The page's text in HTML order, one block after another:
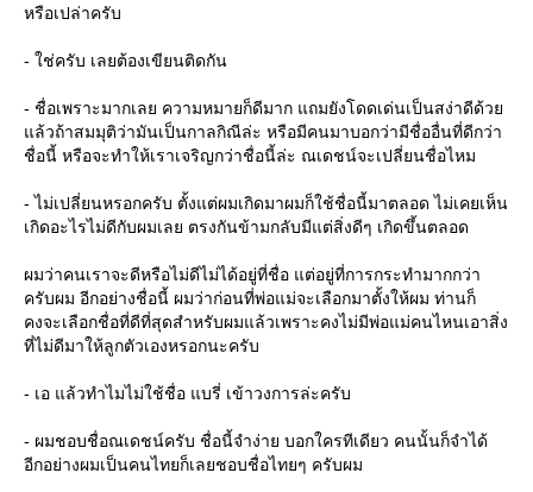
หรือเปล่าครับ
- ใช่ครับ เลยต้องเขียนติดกัน
- ชื่อเพราะมากเลย ความหมายก็ดีมาก แถมยังโดดเด่นเป็นสง่าดีด้ว
ล้วถ้าสมมุติว่ามันเป็นกาลกิณีล่ะ หรือมีคนมาบอกว่ามีชื่ออื่นที่ดีกว่า
ชื่อนี้ หรือจะทำให้เราเจริญกว่าชื่อนี้ล่ะ ณเดชน์จะเปลี่ยนชื่อไหม
- ไม่เปลี่ยนหรอกครับ ตั้งแต่ผมเกิดมาผมก็ใช้ชื่อนี้มาตลอด ไม่เคยเห็น
เกิดอะไรไม่ดีกับผมเลย ตรงกันข้ามกลับมีแต่สิ่งดีๆ เกิดขึ้นตลอด
ผมว่าคนเราจะดีหรือไม่ดีไม่ได้อยู่ที่ชื่อ แต่อยู่ที่การกระทำมากกว่า
ครับผม อีกอย่างชื่อนี้ ผมว่าก่อนที่พ่อแม่จะเลือกมาตั้งให้ผม ท่านก็
คงจะเลือกชื่อที่ดีที่สุดสำหรับผมแล้วเพราะคงไม่มีพ่อแม่คนไหนเอาสิ่ง
ที่ไม่ดีมาให้ลูกตัวเองหรอกนะครับ
- เอ แล้วทำไมไม่ใช้ชื่อ แบรี่ เข้าวงการล่ะครับ
- ผมชอบชื่อณเดชน์ครับ ชื่อนี้จำง่าย บอกใครทีเดียว คนนั้นก็จำได้
อีกอย่างผมเป็นคนไทยก็เลยชอบชื่อไทยๆ ครับผม